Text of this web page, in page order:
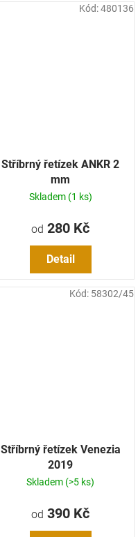
Stříbrný řetízek ANKR 2
mm
Skladem (1 ks)
od 280 Kč
Detail
Kód:480136
Stříbrný řetízek Venezia
2019
Skladem (>5 ks)
od 390 Kč
Kód: 58302/45